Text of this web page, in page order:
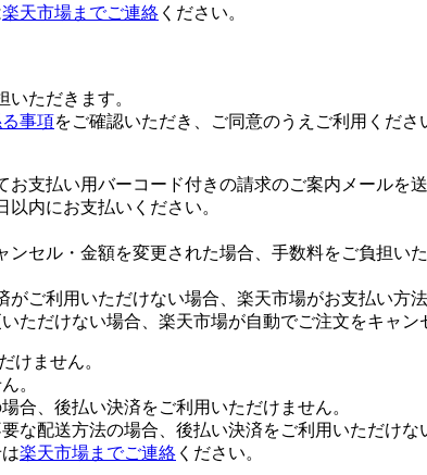
楽天市場までご連絡 ください。
いただきます。
事項をご確認いただき、ご同意のうえご利用くださ
支払い用バーコード付きの請求のご案内メールを
内にお支払いください。
ンセル・金額を変更された場合、手数料をご負担い
ご利用いただけない場合、楽天市場がお支払い方
ただけない場合、楽天市場が自動でご注文をキャン
けません。
。
合、後払い決済をご利用いただけません。
な配送方法の場合、後払い決済をご利用いただけな
楽天市場までご連絡 ください。